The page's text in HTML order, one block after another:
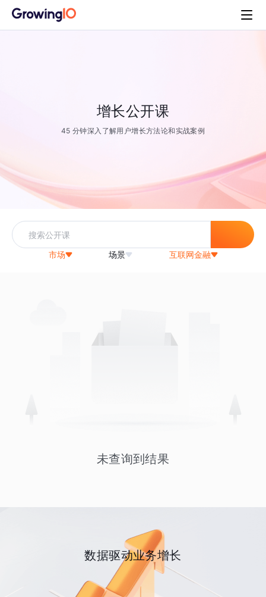
增长公开课
45 分钟深入了解用户增长方法论和实战案例
市场 场景 互联网金融
未查询到结果
数据驱动业务增长